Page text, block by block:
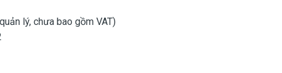
lý, chưa bao gồm VAT)